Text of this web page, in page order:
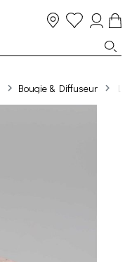
Bougie & Diffuseur